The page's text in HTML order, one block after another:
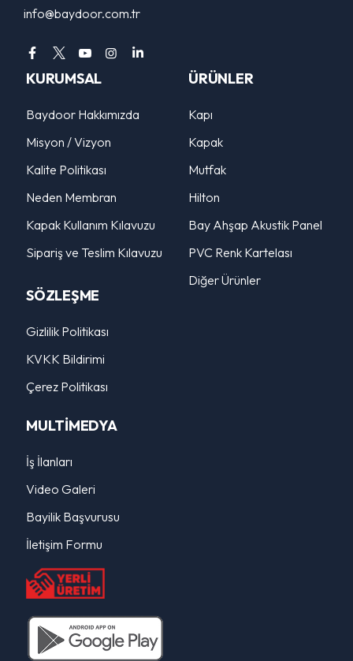
info@baydoor.com.tr
KURUMSAL
Baydoor Hakkımızda
Misyon / Vizyon
Kalite Politikası
Neden Membran
Kapak Kullanım Kılavuzu
Sipariş ve Teslim Kılavuzu
SÖZLEŞME
Gizlilik Politikası
KVKK Bildirimi
Çerez Politikası
ÜRÜNLER
Kapı
Kapak
Mutfak
Hilton
Bay Ahşap Akustik Panel
PVC Renk Kartelası
Diğer Ürünler
MULTİMEDYA
İş İlanları
Video Galeri
Bayilik Başvurusu
İletişim Formu